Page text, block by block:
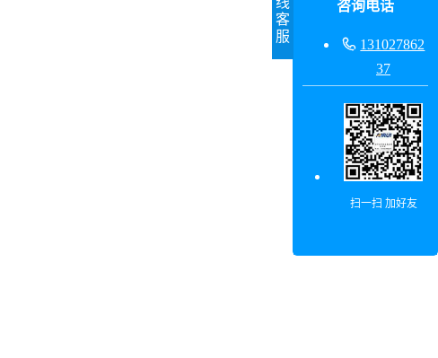
客
服
咨询电话
 131027862
37
扫一扫 加好友